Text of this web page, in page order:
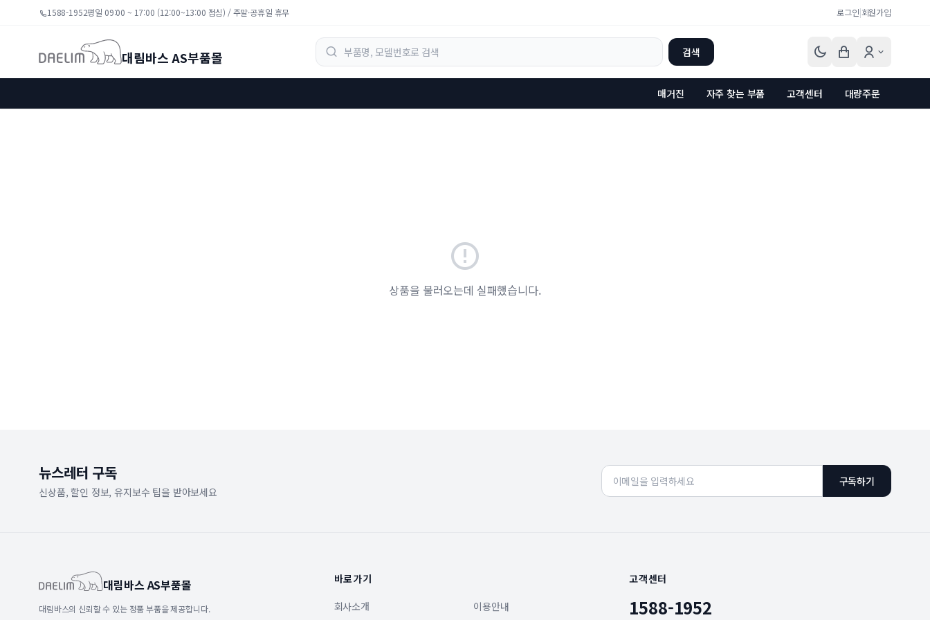
1588-1952평일 09:00 ~ 17:00 (12:00~13:00 점심) / 주말·공휴일 휴무 로그인|회원가입
대림바스 AS부품몰 검색
매거진 자주 찾는 부품 고객센터 대량주문
상품을 불러오는데 실패했습니다.
뉴스레터 구독
신상품, 할인 정보, 유지보수 팁을 받아보세요
구독하기
대림바스 AS부품몰
대림바스의 신뢰할 수 있는 정품 부품을 제공합니다.
바로가기
회사소개
이용안내
고객센터
1588-1952